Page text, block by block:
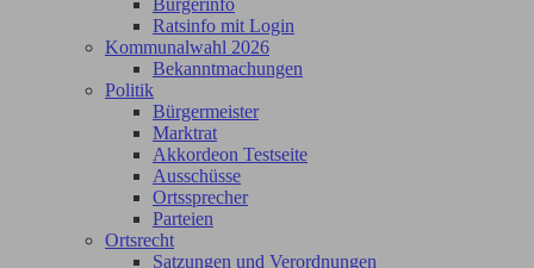
Bürgerinfo
Ratsinfo mit Login
Kommunalwahl 2026
Bekanntmachungen
Politik
Bürgermeister
Marktrat
Akkordeon Testseite
Ausschüsse
Ortssprecher
Parteien
Ortsrecht
Satzungen und Verordnungen